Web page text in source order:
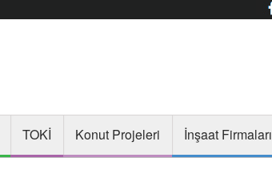
TOKİ Konut Projeleri İnşaat Firmaları